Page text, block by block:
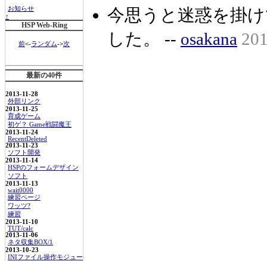
お知らせ
↑
HSP Web-Ring
前<-ランダム->次
最新の40件
2013-11-28
外部リンク
2013-11-25
育成ゲーム
初ゲ？ Game戦闘魔王
2013-11-24
RecentDeleted
2013-11-23
ソフト開発
2013-11-14
HSPのフォームデザイン
ソフト
2013-11-13
wait0000
練習ページ
ワッツ?
練習
2013-11-10
TUT/calc
2013-11-06
ネタ収集BOX/1
2013-10-23
INIファイル操作モジュー
今思うと迷惑を掛
した。 -- osakana